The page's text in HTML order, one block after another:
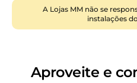
Altura do Assento:44 cm.
Profundidade Livre do
A Lojas MM não se
instalações
Aproveite e